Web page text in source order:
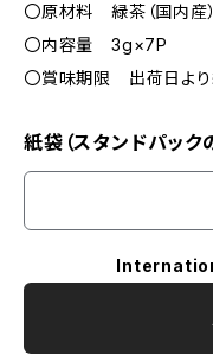
〇原材料 緑茶（国内産）
〇内容量 3g×7P
〇賞味期限 出荷日よ
紙袋（スタンドパック